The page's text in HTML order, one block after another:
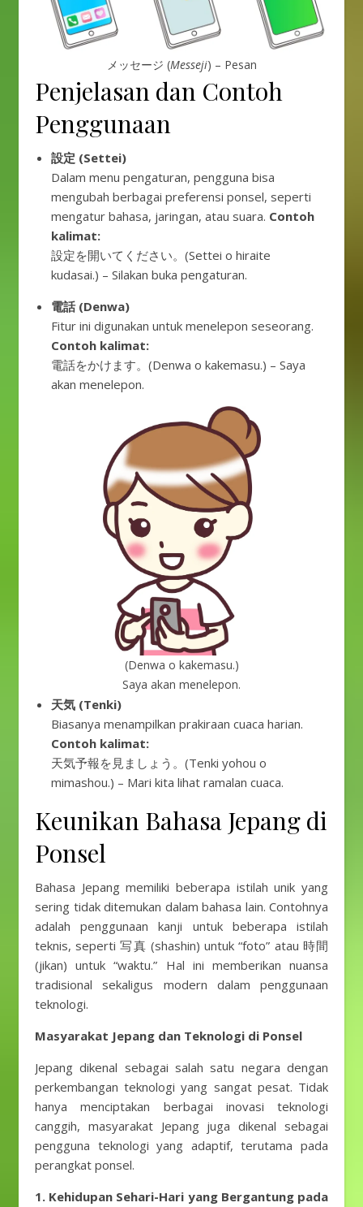
メッセージ (Messeji) – Pesan
Penjelasan dan Contoh
Penggunaan
設定 (Settei)
Dalam menu pengaturan, pengguna bisa
mengubah berbagai preferensi ponsel, seperti
mengatur bahasa, jaringan, atau suara. Contoh
kalimat:
設定を開いてください。(Settei o hiraite
kudasai.) – Silakan buka pengaturan.
電話 (Denwa)
Fitur ini digunakan untuk menelepon seseorang.
Contoh kalimat:
電話をかけます。(Denwa o kakemasu.) – Saya
akan menelepon.
(Denwa o kakemasu.)
Saya akan menelepon.
天気 (Tenki)
Biasanya menampilkan prakiraan cuaca harian.
Contoh kalimat:
天気予報を見ましょう。(Tenki yohou o
mimashou.) – Mari kita lihat ramalan cuaca.
Keunikan Bahasa Jepang di
Ponsel
Bahasa Jepang memiliki beberapa istilah unik yang
sering tidak ditemukan dalam bahasa lain. Contohnya
adalah penggunaan kanji untuk beberapa istilah
teknis, seperti 写真 (shashin) untuk “foto” atau 時間
(jikan) untuk “waktu.” Hal ini memberikan nuansa
tradisional sekaligus modern dalam penggunaan
teknologi.
Masyarakat Jepang dan Teknologi di Ponsel
Jepang dikenal sebagai salah satu negara dengan
perkembangan teknologi yang sangat pesat. Tidak
hanya menciptakan berbagai inovasi teknologi
canggih, masyarakat Jepang juga dikenal sebagai
pengguna teknologi yang adaptif, terutama pada
perangkat ponsel.
1. Kehidupan Sehari-Hari yang Bergantung pada